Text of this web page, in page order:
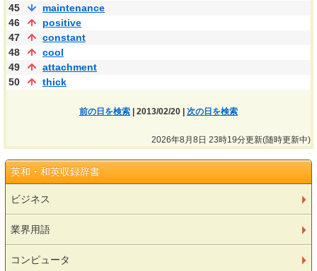
45
maintenance
46
positive
47
constant
48
cool
49
attachment
50
thick
前の日を検索 | 2013/02/20 | 次の日を検索
2026年8月8日 23時19分更新(随時更新中)
英和・和英収録辞書
ビジネス
業界用語
コンピュータ